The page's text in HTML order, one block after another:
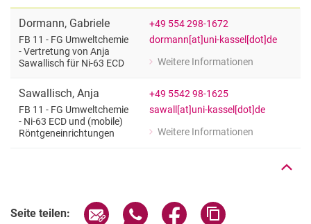
Dormann, Gabriele
FB 11 - FG Umweltchemie
- Vertretung von Anja
Sawallisch für Ni-63 ECD
+49 554 298-1672
dormann[at]uni-kassel[dot]de
Weitere Informationen
zu Gabriele Dormann
Sawallisch, Anja
FB 11 - FG Umweltchemie
- Ni-63 ECD und (mobile)
Röntgeneinrichtungen
+49 5542 98-1625
sawall[at]uni-kassel[dot]de
Weitere Informationen
zu Anja Sawallisch
Seite teilen: Seite über E-Mail teilen
Seite über WhatsApp teilen
Seite über Facebook